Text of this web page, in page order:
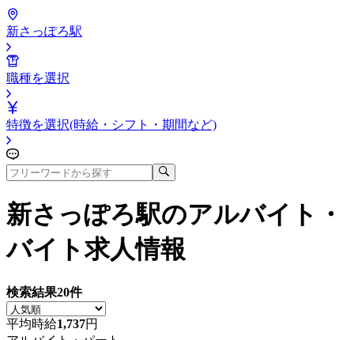
新さっぽろ駅
職種を選択
特徴を選択(時給・シフト・期間など)
新さっぽろ駅のアルバイト・
バイト求人情報
検索結果20件
平均時給1,737円